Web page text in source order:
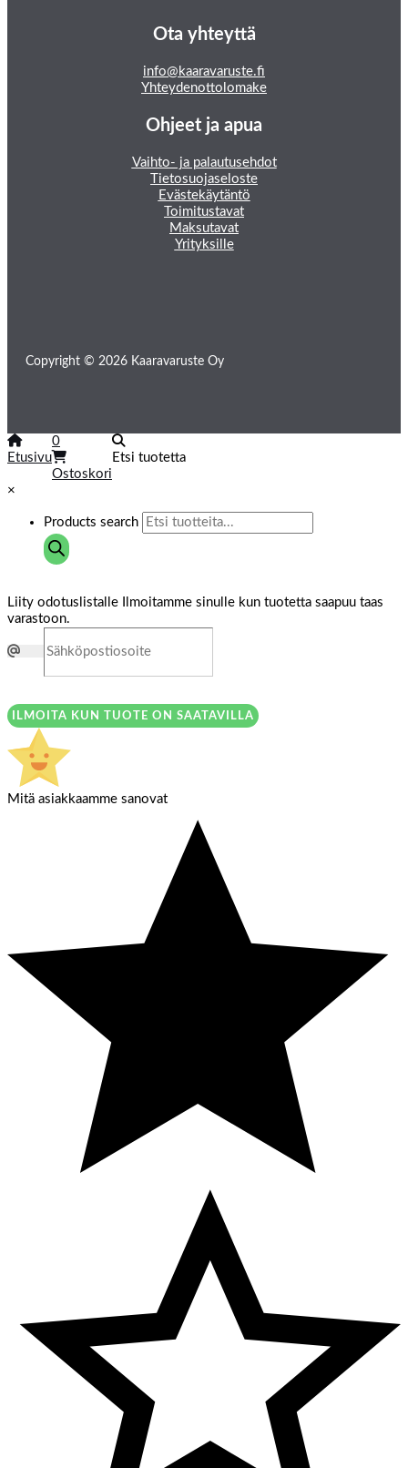
Ota yhteyttä
info@kaaravaruste.fi
Yhteydenottolomake
Ohjeet ja apua
Vaihto- ja palautusehdot
Tietosuojaseloste
Evästekäytäntö
Toimitustavat
Maksutavat
Yrityksille
Copyright © 2026 Kaaravaruste Oy
Etusivu
0
Ostoskori
Etsi tuotetta
×
Products search
Liity odotuslistalle
Ilmoitamme sinulle kun tuotetta saapuu taas
varastoon.
ILMOITA KUN TUOTE ON SAATAVILLA
Mitä asiakkaamme sanovat